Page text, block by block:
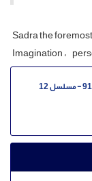
Sadra the
Imagination